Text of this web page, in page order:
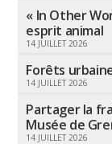
« In Other
esprit animal
14 JUILLET 2026
Forêts
14 JUILLET 2026
Partager la
Musée de
14 JUILLET 2026